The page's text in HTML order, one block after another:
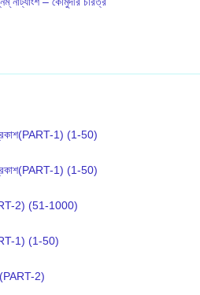
1) (1-50)
1) (1-50)
2) (51-1000)
1) (1-50)
2)